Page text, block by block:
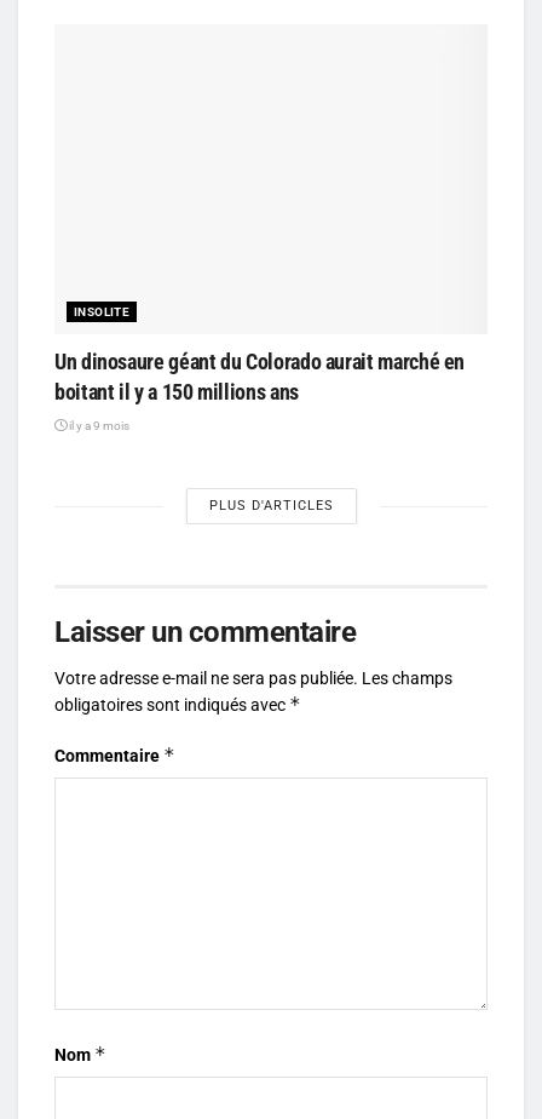
INSOLITE
Un dinosaure géant du Colorado aurait marché en
boitant il y a 150 millions ans
il y a 9 mois
PLUS D'ARTICLES
Laisser un commentaire
Votre adresse e-mail ne sera pas publiée. Les champs
obligatoires sont indiqués avec *
Commentaire *
Nom *